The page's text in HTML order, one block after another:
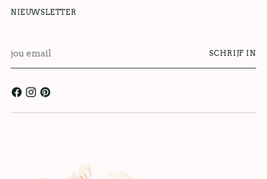
NIEUWSLETTER
email
SCHRIJF IN